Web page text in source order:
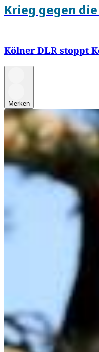
Krieg gegen
Kölner DLR stoppt
Merken